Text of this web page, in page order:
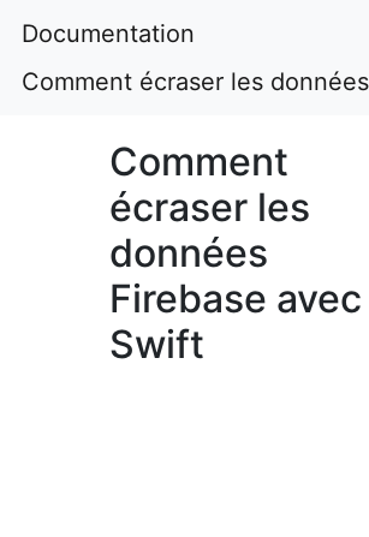
Documentation
Comment écraser les
Comment
écraser les
données
Firebase avec
Swift